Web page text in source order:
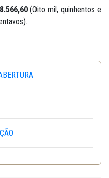
(Oito mil, quinhentos e